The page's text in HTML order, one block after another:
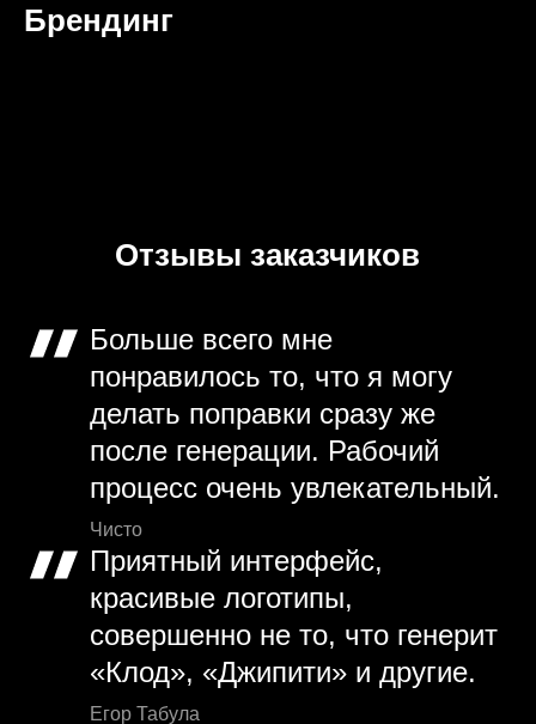
Брендинг
Отзывы заказчиков
Больше всего мне
понравилось то, что я могу
делать поправки сразу же
после генерации. Рабочий
процесс очень увлекательный.
Чисто
Приятный интерфейс,
красивые логотипы,
совершенно не то, что генерит
«Клод», «Джипити» и другие.
Егор Табула